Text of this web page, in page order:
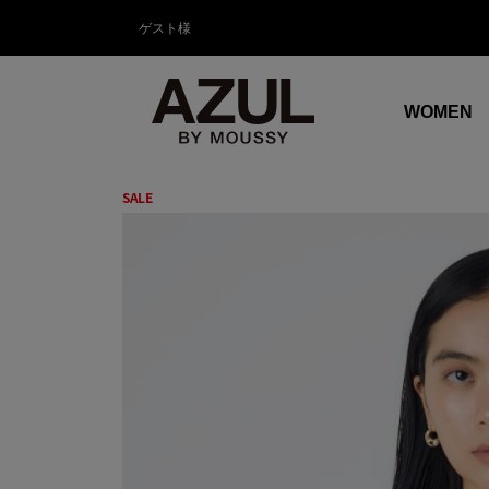
ゲスト様
WOMEN
SALE